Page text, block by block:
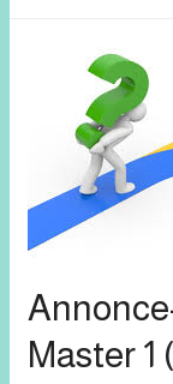
Master 1